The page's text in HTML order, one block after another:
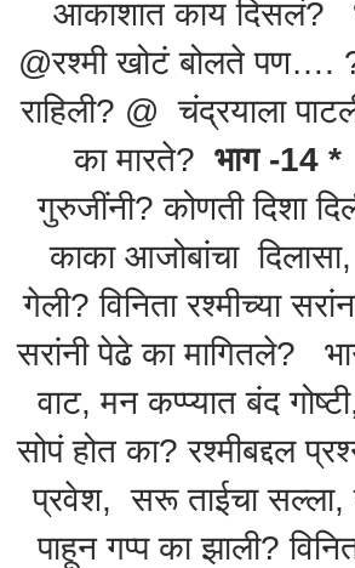
आकाशात काय दिसलं?
@रश्मी खोटं बोलते
राहिली? @ चंद्रयाला
का मारते? भाग -14 *
गुरुजींनी? कोणती दिशा
काका आजोबांचा
गेली? विनिता रश्मीच्या
सरांनी पेढे का मागितले?
वाट, मन कप्प्यात बंद
सोपं होत का? रश्मीबद्दल
प्रवेश, सरू ताईचा सल्ला,
पाहून गप्प का झाली?